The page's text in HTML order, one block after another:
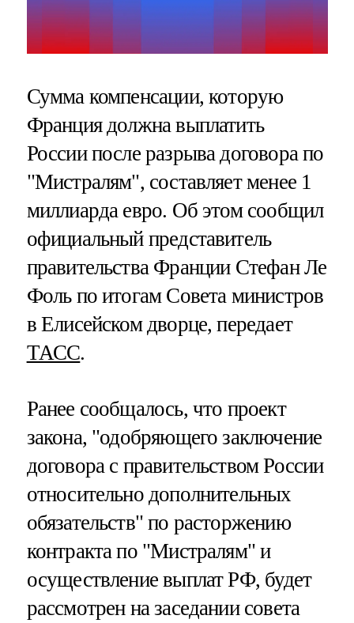
Сумма компенсации, которую
Франция должна выплатить
России после разрыва договора по
"Мистралям", составляет менее 1
миллиарда евро. Об этом сообщил
официальный представитель
правительства Франции Стефан Ле
Фоль по итогам Совета министров
в Елисейском дворце, передает
ТАСС.
Ранее сообщалось, что проект
закона, "одобряющего заключение
договора с правительством России
относительно дополнительных
обязательств" по расторжению
контракта по "Мистралям" и
осуществление выплат РФ, будет
рассмотрен на заседании совета